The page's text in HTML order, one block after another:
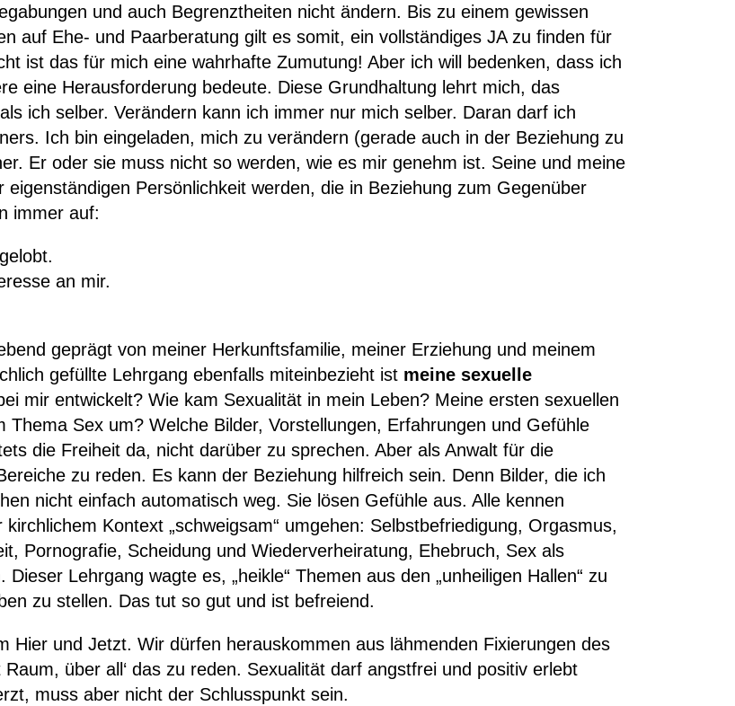
und auch Begrenztheiten nicht ändern. Bis zu einem gewissen
auf Ehe- und Paarberatung gilt es somit, ein vollständiges JA zu finden für
ist das für mich eine wahrhafte Zumutung! Aber ich will bedenken, dass ich
eine Herausforderung bedeute. Diese Grundhaltung lehrt mich, das
ich selber. Verändern kann ich immer nur mich selber. Daran darf ich
Ich bin eingeladen, mich zu verändern (gerade auch in der Beziehung zu
Er oder sie muss nicht so werden, wie es mir genehm ist. Seine und meine
Persönlichkeit werden, die in Beziehung zum Gegenüber
immer auf:
an mir.
geprägt von meiner Herkunftsfamilie, meiner Erziehung und meinem
gefüllte Lehrgang ebenfalls miteinbezieht ist meine sexuelle
mir entwickelt? Wie kam Sexualität in mein Leben? Meine ersten sexuellen
Sex um? Welche Bilder, Vorstellungen, Erfahrungen und Gefühle
die Freiheit da, nicht darüber zu sprechen. Aber als Anwalt für die
zu reden. Es kann der Beziehung hilfreich sein. Denn Bilder, die ich
nicht einfach automatisch weg. Sie lösen Gefühle aus. Alle kennen
Kontext „schweigsam“ umgehen: Selbstbefriedigung, Orgasmus,
Pornografie, Scheidung und Wiederverheiratung, Ehebruch, Sex als
Lehrgang wagte es, „heikle“ Themen aus den „unheiligen Hallen“ zu
zu stellen. Das tut so gut und ist befreiend.
Hier und Jetzt. Wir dürfen herauskommen aus lähmenden Fixierungen des
über all‘ das zu reden. Sexualität darf angstfrei und positiv erlebt
muss aber nicht der Schlusspunkt sein.